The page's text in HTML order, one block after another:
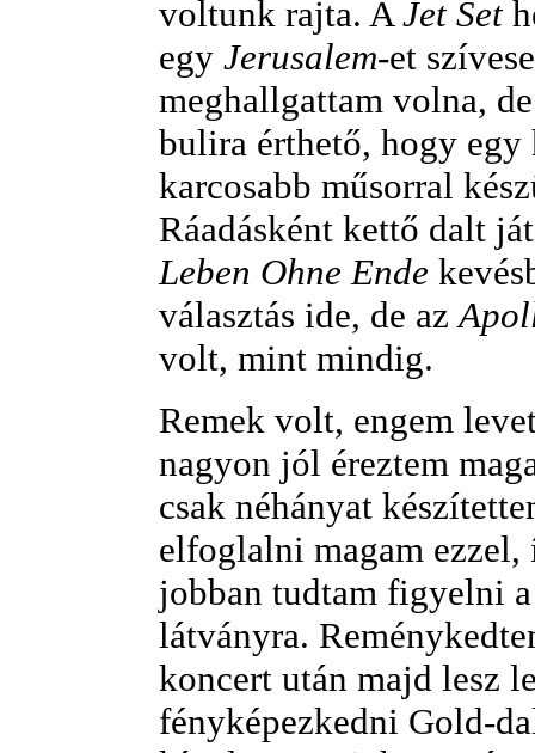
voltunk rajta. AJet Set
egy Jerusalem-et
meghallgattam volna,
bulira érthető, hogy egy
karcosabb műsorral
Ráadásként kettő dalt
Leben Ohne Ende
választás ide, de az
volt, mint mindig.
Remek volt, engem
nagyon jól éreztem
csak néhányat
elfoglalni magam
jobban tudtam figyelni a
látványra.
koncert után majd lesz
fényképezkedni Gold-